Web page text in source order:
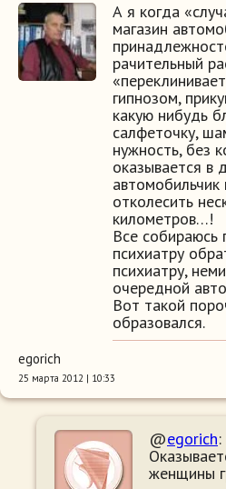
А я когда
магазин
рачительный
гипнозом,
какую нибудь
салфеточку,
нужность, без
оказывается в
отколесить
километров…!
Все собираюсь
психиатру
психиатру,
очередной
Вот такой
образовался.
egorich
25 марта 2012 | 10:33
@egorich
женщины